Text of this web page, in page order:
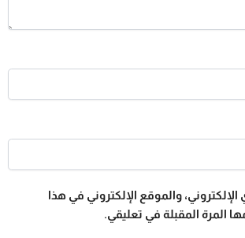
والموقع الإلكتروني في هذا
المرة المقبلة في تعليقي.